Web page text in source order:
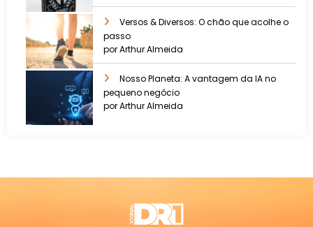
Versos & Diversos: O chão que acolhe o
passo
por Arthur Almeida
Nosso Planeta: A vantagem da IA no
pequeno negócio
por Arthur Almeida